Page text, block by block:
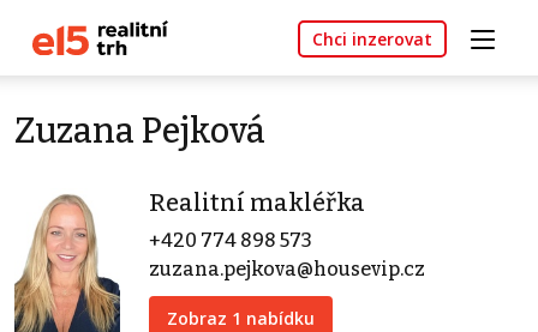
Chci inzerovat
Zuzana Pejková
Realitní makléřka
+420 774 898 573
zuzana.pejkova@housevip.cz
Zobraz 1 nabídku